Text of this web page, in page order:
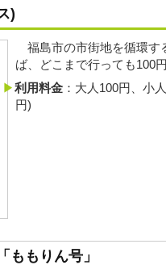
)
福島市の市街地を循環す
ば、どこまで行っても100
利用料金 ：大人100円、小
円)
ももりん号」